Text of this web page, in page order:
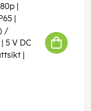
|
|
/
5 V DC
|